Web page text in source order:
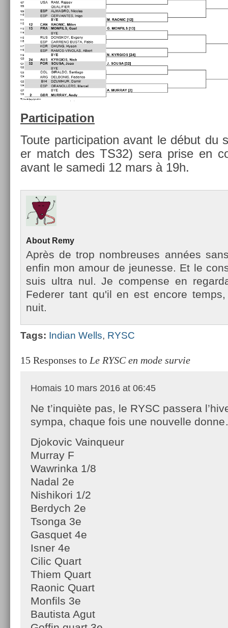
Par­ticipa­tion
Toute par­ticipa­tion avant le début du
er match des TS32) sera prise en
avant le samedi 12 mars à 19h.
About Remy
Après de trop nombreuses années
enfin mon amour de jeunes­se. Et le
suis ultra nul. Je com­pen­se en
Feder­er tant qu'il en est en­core
nuit.
Tags: In­dian Wells, RYSC
15 Responses to Le RYSC en mode survie
Homais 10 mars 2016 at 06:45
Ne t’inquiète pas, le RYSC passera
sympa, chaque fois une nouvelle
Djokovic Vainqueur
Murray F
Wawrinka 1/8
Nadal 2e
Nishikori 1/2
Berdych 2e
Tsonga 3e
Gasquet 4e
Isner 4e
Cilic Quart
Thiem Quart
Raonic Quart
Monfils 3e
Bautista Agut